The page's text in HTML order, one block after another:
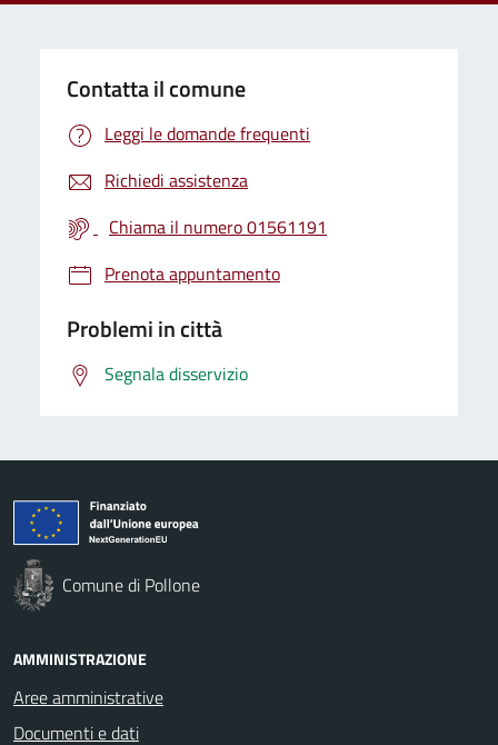
Contatta il comune
Leggi le domande frequenti
Richiedi assistenza
Chiama il numero 01561191
Prenota appuntamento
Problemi in città
Segnala disservizio
Comune di Pollone
AMMINISTRAZIONE
Aree amministrative
Documenti e dati